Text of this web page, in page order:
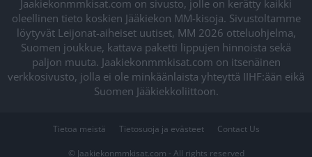
Jaakiekonmmkisat.com on sivusto, jolle on kerätty kaikki
oleellinen tieto koskien Jääkiekon MM-kisoja. Sivustoltamme
löytyvät Leijonat-aiheiset uutiset, MM 2026 otteluohjelma,
Suomen joukkue, kattava paketti lippujen hinnoista sekä
paljon muuta. Jaakiekonmmkisat.com on itsenäinen
verkkosivusto, jolla ei ole minkäänlaista yhteyttä IIHF:ään eikä
Suomen Jääkiekkoliittoon.
Tietoa meistä Tietosuoja ja evästeet Contact Us
© Jaakiekonmmkisat.com - All rights reserved